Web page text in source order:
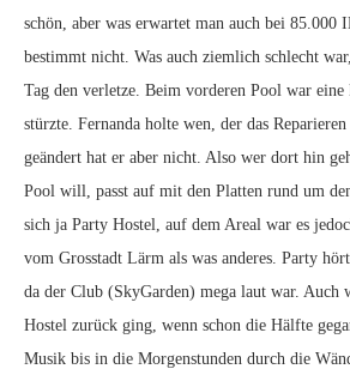
schön, aber was erwartet man auch bei 85.000
bestimmt nicht. Was auch ziemlich schlecht
Tag den verletze. Beim vorderen Pool war eine
stürzte. Fernanda holte wen, der das
geändert hat er aber nicht. Also wer dort hin
Pool will, passt auf mit den Platten rund um
sich ja Party Hostel, auf dem Areal war es
vom Grosstadt Lärm als was anderes. Party
da der Club (SkyGarden) mega laut war. Auch
Hostel zurück ging, wenn schon die Hälfte
Musik bis in die Morgenstunden durch die